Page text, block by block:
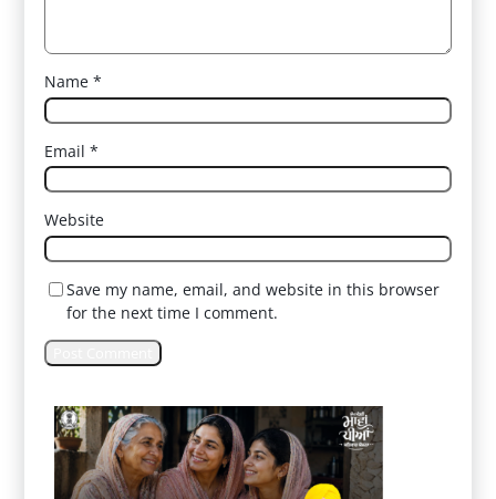
Name*
Email*
Website
Save my name, email, and website in this browser
for the next time I comment.